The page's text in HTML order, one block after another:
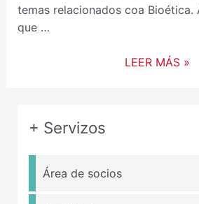
temas relacionados coa Bioética.
que …
LEER MÁS »
+ Servizos
Área de socios